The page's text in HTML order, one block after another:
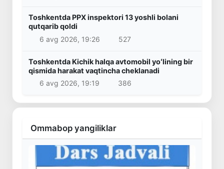
Toshkentda PPX inspektori 13 yoshli bolani
qutqarib qoldi
6 avg 2026, 19:26
527
Toshkentda Kichik halqa avtomobil yoʻlining bir
qismida harakat vaqtincha cheklanadi
6 avg 2026, 19:19
386
Ommabop yangiliklar